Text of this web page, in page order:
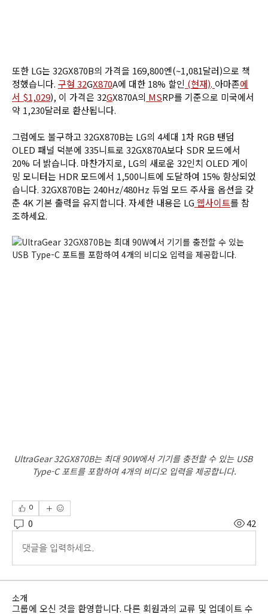
또한 LG는 32GX870B의 가격을 169,800엔(~1,081달러)으로 책
정했습니다. 구형 32GX870A에 대한 18% 할인 (현재). 아마존에
서 $1,029), 이 가격은 32GX870A의 MSRP를 기준으로 미국에서
약 1,230달러로 환산됩니다.
그럼에도 불구하고 32GX870B는 LG의 4세대 1차 RGB 탠덤
OLED 패널 덕분에 335니트로 32GX870A보다 SDR 모드에서
20% 더 밝습니다. 마찬가지로, LG의 새로운 32인치 OLED 게이
밍 모니터는 HDR 모드에서 1,500니트에 도달하여 15% 향상되었
습니다. 32GX870B는 240Hz/480Hz 듀얼 모드 주사율 옵션을 갖
춘 4K 기본 출력을 유지합니다. 자세한 내용은 LG 웹사이트를 참
조하세요.
UltraGear 32GX870B는 최대 90W에서 기기를 충전할 수 있는 USB
Type-C 포트를 포함하여 4개의 비디오 입력을 제공합니다.
0
0 42
댓글을 입력하세요.
소개
그룹에 오신 것을 환영합니다. 다른 회원과의 교류 및 업데이트 수